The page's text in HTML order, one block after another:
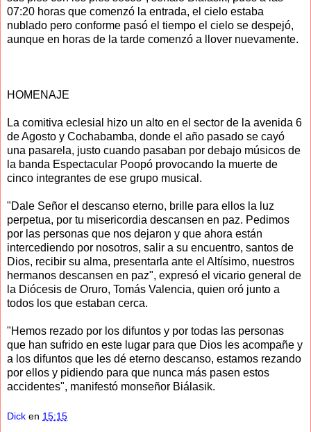
07:20 horas que comenzó la entrada, el cielo estaba
nublado pero conforme pasó el tiempo el cielo se despejó,
aunque en horas de la tarde comenzó a llover nuevamente.
HOMENAJE
La comitiva eclesial hizo un alto en el sector de la avenida 6
de Agosto y Cochabamba, donde el año pasado se cayó
una pasarela, justo cuando pasaban por debajo músicos de
la banda Espectacular Poopó provocando la muerte de
cinco integrantes de ese grupo musical.
"Dale Señor el descanso eterno, brille para ellos la luz
perpetua, por tu misericordia descansen en paz. Pedimos
por las personas que nos dejaron y que ahora están
intercediendo por nosotros, salir a su encuentro, santos de
Dios, recibir su alma, presentarla ante el Altísimo, nuestros
hermanos descansen en paz", expresó el vicario general de
la Diócesis de Oruro, Tomás Valencia, quien oró junto a
todos los que estaban cerca.
"Hemos rezado por los difuntos y por todas las personas
que han sufrido en este lugar para que Dios les acompañe y
a los difuntos que les dé eterno descanso, estamos rezando
por ellos y pidiendo para que nunca más pasen estos
accidentes", manifestó monseñor Biálasik.
Dick en 15:15